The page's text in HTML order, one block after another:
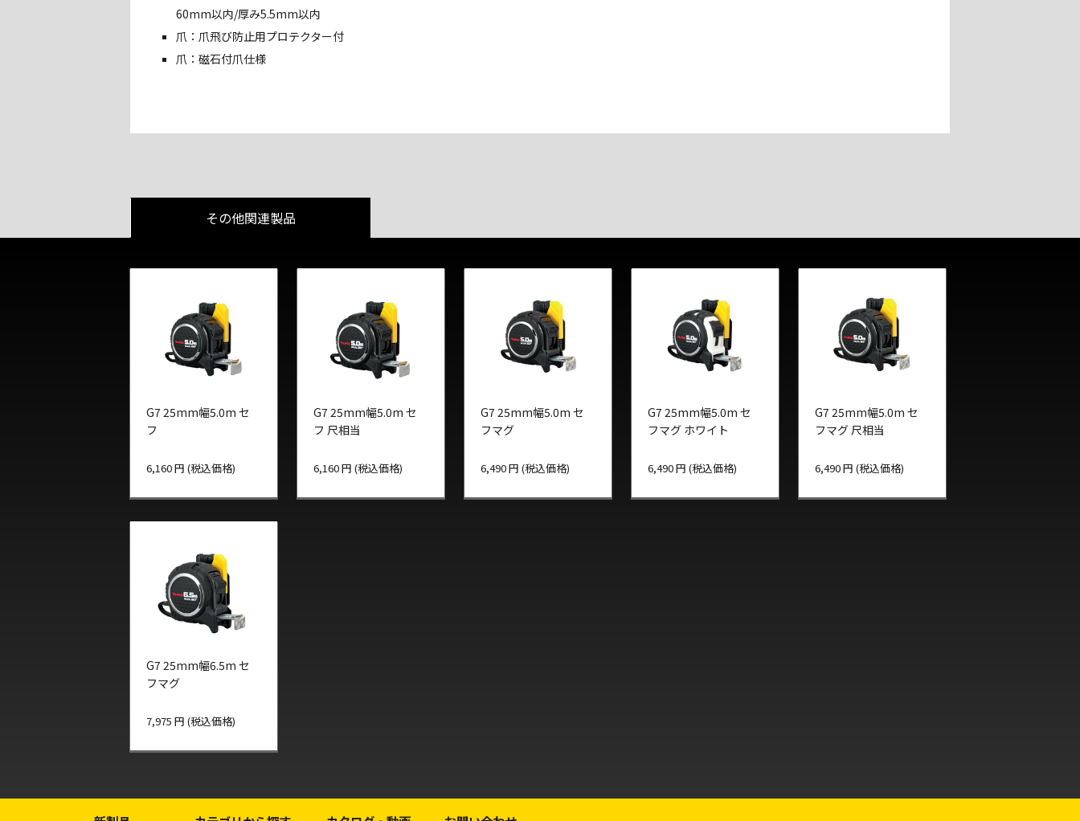
60mm以内/厚み5.5mm以内
爪：爪飛び防止用プロテクター付
爪：磁石付爪仕様
その他関連製品
G7 25mm幅5.0m セ
フ
6,160 円 (税込価格)
G7 25mm幅5.0m セ
フ 尺相当
6,160 円 (税込価格)
G7 25mm幅5.0m セ
フマグ
6,490 円 (税込価格)
G7 25mm幅5.0m セ
フマグ ホワイト
6,490 円 (税込価格)
G7 25mm幅5.0m セ
フマグ 尺相当
6,490 円 (税込価格)
G7 25mm幅6.5m セ
フマグ
7,975 円 (税込価格)